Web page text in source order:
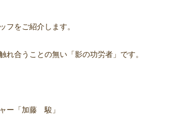
フをご紹介します。
れ合うことの無い「影の功労者」です。
ー「加藤 駿」